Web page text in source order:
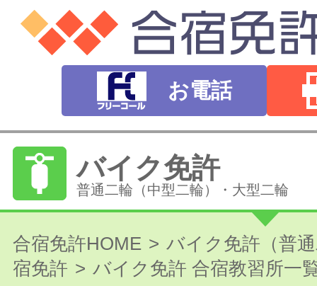
お電話
バイク免許
普通二輪（中型二輪）・大型二輪
普通自動車免許
オートマ（AT）・マニュアル（MT）
合宿免許HOME
バイク免許（普
宿免許
バイク免許 合宿教習所一